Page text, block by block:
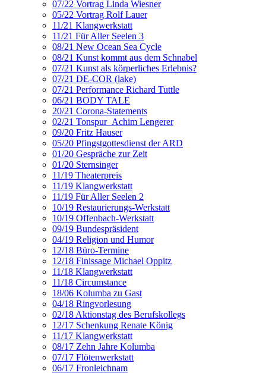
07/22 Vortrag Linda Wiesner
05/22 Vortrag Rolf Lauer
11/21 Klangwerkstatt
11/21 Für Aller Seelen 3
08/21 New Ocean Sea Cycle
08/21 Kunst kommt aus dem Schnabel
07/21 Kunst als körperliches Erlebnis?
07/21 DE-COR (lake)
07/21 Performance Richard Tuttle
06/21 BODY TALE
20/21 Corona-Statements
02/21 Tonspur_Achim Lengerer
09/20 Fritz Hauser
05/20 Pfingstgottesdienst der ARD
01/20 Gespräche zur Zeit
01/20 Sternsinger
11/19 Theaterpreis
11/19 Klangwerkstatt
11/19 Für Aller Seelen 2
10/19 Restaurierungs-Werkstatt
10/19 Offenbach-Werkstatt
09/19 Bundespräsident
04/19 Religion und Humor
12/18 Büro-Termine
12/18 Finissage Michael Oppitz
11/18 Klangwerkstatt
11/18 Circumstance
18/06 Kolumba zu Gast
04/18 Ringvorlesung
02/18 Aktionstag des Berufskollegs
12/17 Schenkung Renate König
11/17 Klangwerkstatt
08/17 Zehn Jahre Kolumba
07/17 Flötenwerkstatt
06/17 Fronleichnam